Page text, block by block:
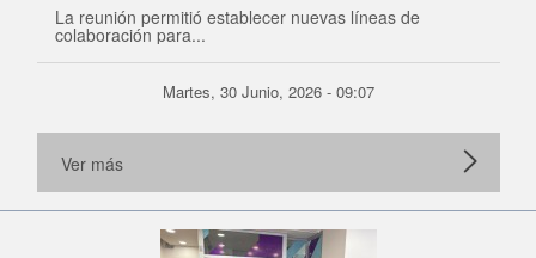
La reunión permitió establecer nuevas líneas de
colaboración para...
Martes, 30 Junio, 2026 - 09:07
Ver más